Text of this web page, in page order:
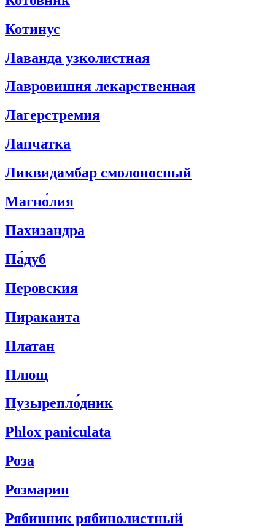
Котинус
Лаванда узколистная
Лавровишня лекарственная
Лагерстремия
Лапчатка
Ликвидамбар смолоносный
Магно́лия
Пахизандра
Па́дуб
Перовския
Пираканта
Платан
Плющ
Пузырепло́дник
Phlox paniculata
Роза
Розмарин
Рябинник рябинолистный